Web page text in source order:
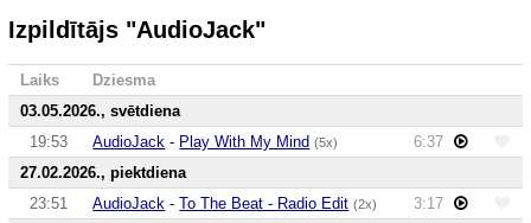
Izpildītājs "AudioJack"
Laiks
Dziesma
03.05.2026., svētdiena
19:53
AudioJack - Play With My Mind (5x)
6:37
27.02.2026., piektdiena
23:51
AudioJack -To The Beat - Radio Edit (2x)
3:17